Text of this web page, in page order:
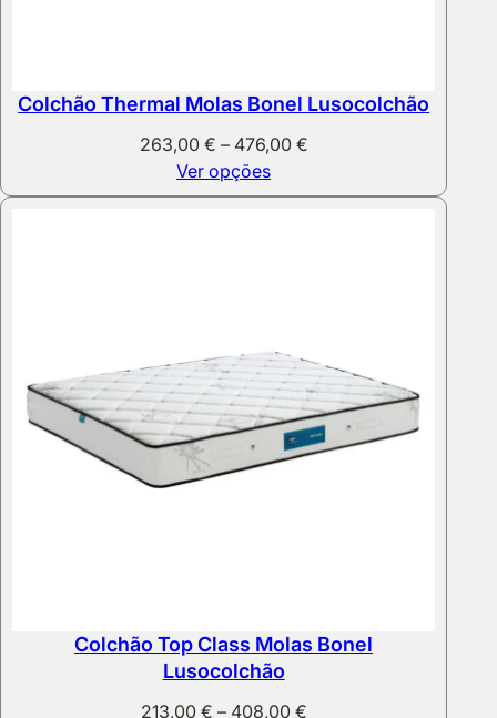
Colchão Thermal Molas Bonel Lusocolchão
263,00 € – 476,00 €Price
263,00 €
Ver opções
Colchão Top Class Molas Bonel
Lusocolchão
213,00 € – 408,00 €Price